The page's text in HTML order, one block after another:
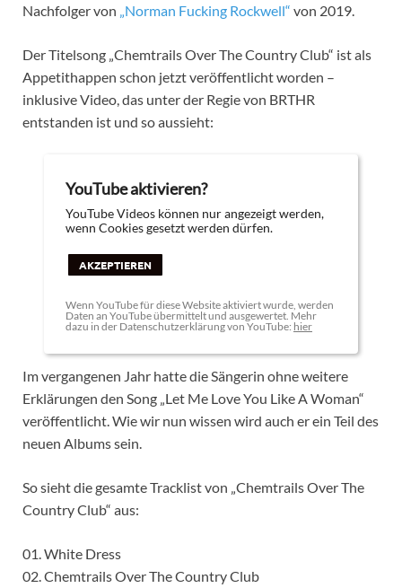
Nachfolger von „Norman Fucking Rockwell“ von 2019.
Der Titelsong „Chemtrails Over The Country Club“ ist als
Appetithappen schon jetzt veröffentlicht worden –
inklusive Video, das unter der Regie von BRTHR
entstanden ist und so aussieht:
YouTube aktivieren?
YouTube Videos können nur angezeigt werden,
wenn Cookies gesetzt werden dürfen.
AKZEPTIEREN
Wenn YouTube für diese Website aktiviert wurde, werden
Daten an YouTube übermittelt und ausgewertet. Mehr
dazu in der Datenschutzerklärung von YouTube: hier
Im vergangenen Jahr hatte die Sängerin ohne weitere
Erklärungen den Song „Let Me Love You Like A Woman“
veröffentlicht. Wie wir nun wissen wird auch er ein Teil des
neuen Albums sein.
So sieht die gesamte Tracklist von „Chemtrails Over The
Country Club“ aus:
01. White Dress
02. Chemtrails Over The Country Club